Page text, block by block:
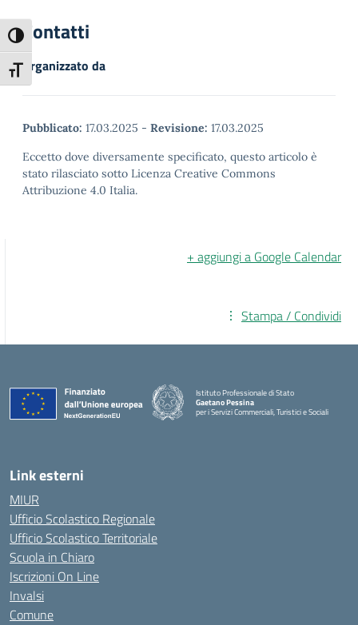
Attiva/disattiva alto contrasto
Attiva/disattiva dimensione testo
Contatti
Organizzato da
Pubblicato: 17.03.2025 - Revisione: 17.03.2025
Eccetto dove diversamente specificato, questo articolo è
stato rilasciato sotto Licenza Creative Commons
Attribuzione 4.0 Italia.
+ aggiungi a Google Calendar
Stampa / Condividi
Istituto Professionale di Stato
Gaetano Pessina
per i Servizi Commerciali, Turistici e Sociali
— Visita la pagina iniziale della scuola
Link esterni
MIUR
Ufficio Scolastico Regionale
Ufficio Scolastico Territoriale
Scuola in Chiaro
Iscrizioni On Line
Invalsi
Comune